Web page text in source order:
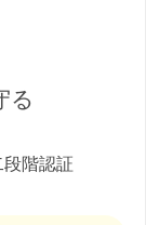
る
階認証